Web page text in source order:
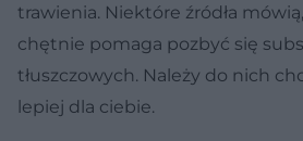
trawienia. Niektóre źródła
chętnie pomaga pozbyć się
tłuszczowych. Należy do nich
lepiej dla ciebie.